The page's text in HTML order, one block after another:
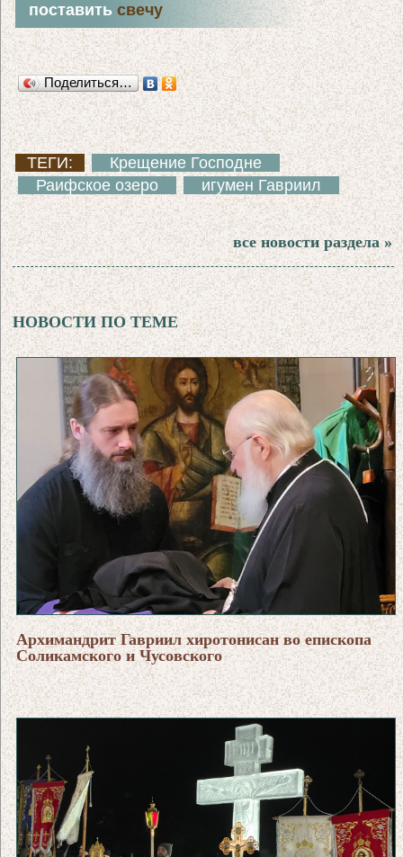
поставитьсвечу
Поделиться…
ТЕГИ:
Крещение Господне
Раифское озеро
игумен Гавриил
все новости раздела »
НОВОСТИ ПО ТЕМЕ
Архимандрит Гавриил хиротонисан во епископа
Соликамского и Чусовского